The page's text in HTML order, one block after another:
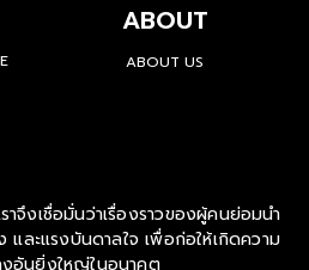
ABOUT
ABOUT US
จึงเชื่อมั่นว่าเรื่องราวของผู้คนย่อมนำ
และแรงบันดาลใจ เพื่อก่อให้เกิดความ
อันยิ่งใหญ่ในอนาคต